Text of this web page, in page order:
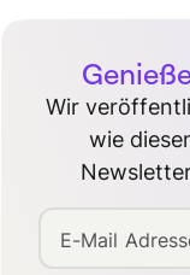
Wir
wie
E-Mail